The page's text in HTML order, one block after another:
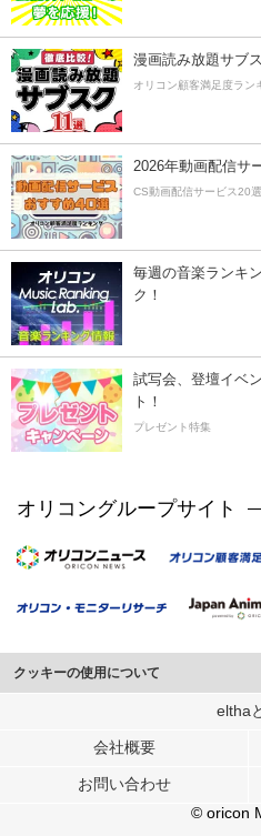
漫画読み放題サブ
オリコン顧客満足度ラン
2026年動画配信サ
CS動画配信サービス20選
毎週の音楽ランキ
ク！
試写会、登壇イベ
ト！
プレゼント特集
オリコングループサイト
クッキーの使用について
このサイトでは Cookie を使用して、ユ
行っています。
メディアや広告配信、データ解析の各パ
各パートナーは、この情報とユーザーが
ユーザーが各パートナーのサービスを使
eltha
会社概要
お問い合わせ
© oricon